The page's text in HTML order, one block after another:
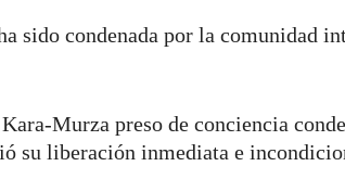
sido condenada por la comunidad
Murza preso de conciencia
su liberación inmediata e